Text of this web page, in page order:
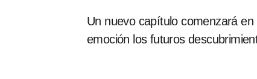
Un nuevo capítulo comenzará
emoción los futuros